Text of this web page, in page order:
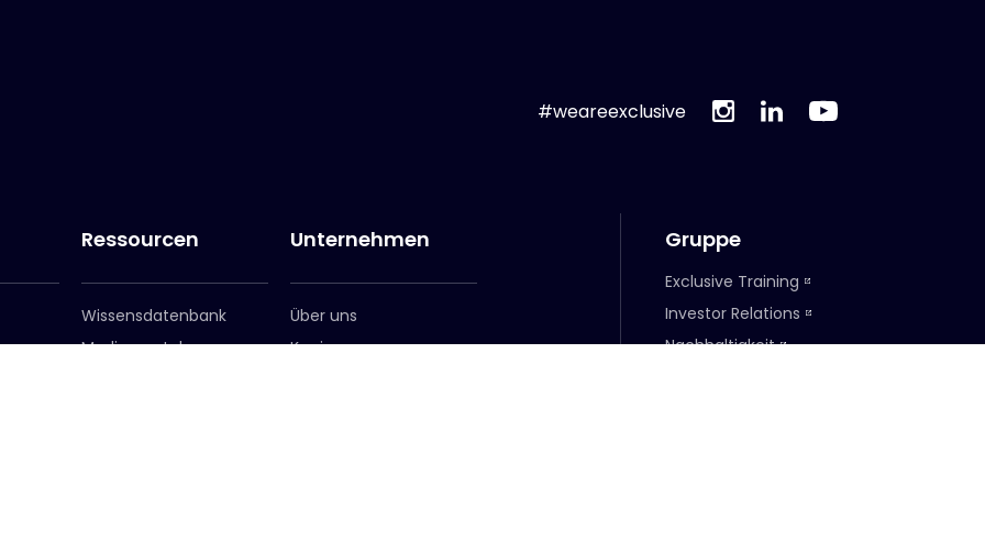
#weareexclusive
Ressourcen
Wissensdatenbank
Medienportal
Unternehmen
Über uns
Karriere
Gruppe